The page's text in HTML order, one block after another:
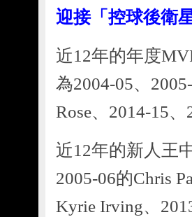
迎接「控球後衛
近12年的年度
為2004-05、
Rose、2014-15
近12年的新人王
2005-06的Chris
Kyrie Irving、